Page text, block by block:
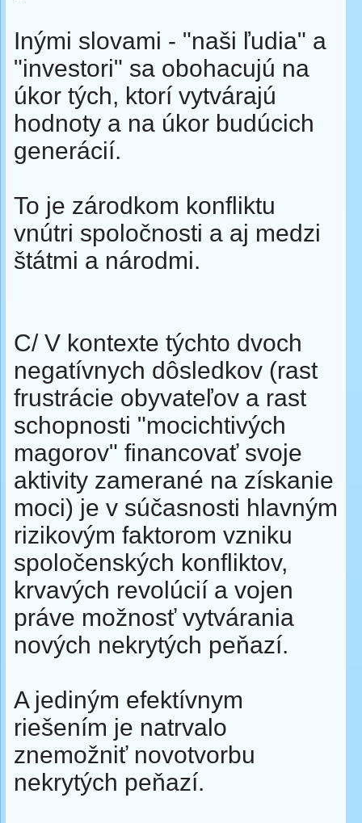
Inými slovami - "naši ľudia" a
"investori" sa obohacujú na
úkor tých, ktorí vytvárajú
hodnoty a na úkor budúcich
generácií.
To je zárodkom konfliktu
vnútri spoločnosti a aj medzi
štátmi a národmi.
C/ V kontexte týchto dvoch
negatívnych dôsledkov (rast
frustrácie obyvateľov a rast
schopnosti "mocichtivých
magorov" financovať svoje
aktivity zamerané na získanie
moci) je v súčasnosti hlavným
rizikovým faktorom vzniku
spoločenských konfliktov,
krvavých revolúcií a vojen
práve možnosť vytvárania
nových nekrytých peňazí.
A jediným efektívnym
riešením je natrvalo
znemožniť novotvorbu
nekrytých peňazí.